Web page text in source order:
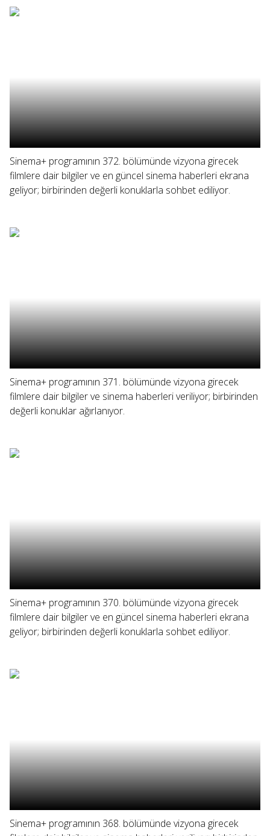
Sinema+ programının 372. bölümünde vizyona girecek
filmlere dair bilgiler ve en güncel sinema haberleri ekrana
geliyor; birbirinden değerli konuklarla sohbet ediliyor.
Sinema+ programının 371. bölümünde vizyona girecek
filmlere dair bilgiler ve sinema haberleri veriliyor; birbirinden
değerli konuklar ağırlanıyor.
Sinema+ programının 370. bölümünde vizyona girecek
filmlere dair bilgiler ve en güncel sinema haberleri ekrana
geliyor; birbirinden değerli konuklarla sohbet ediliyor.
Sinema+ programının 368. bölümünde vizyona girecek